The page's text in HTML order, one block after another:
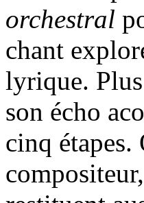
orchestral
chant
lyrique.
son écho
cinq étapes.